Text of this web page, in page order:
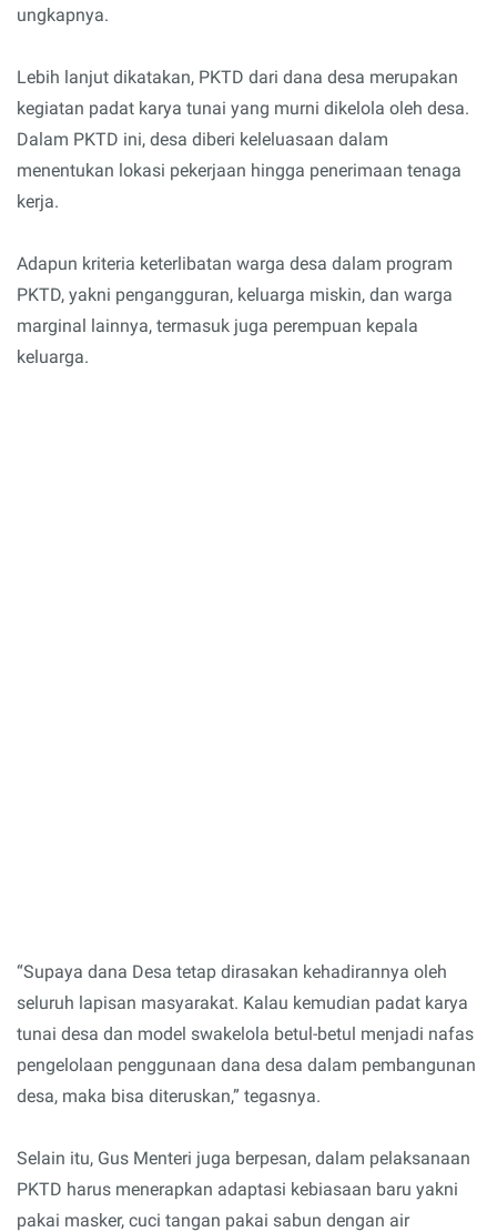
ungkapnya.
Lebih lanjut dikatakan, PKTD dari dana desa merupakan
kegiatan padat karya tunai yang murni dikelola oleh desa.
Dalam PKTD ini, desa diberi keleluasaan dalam
menentukan lokasi pekerjaan hingga penerimaan tenaga
kerja.
Adapun kriteria keterlibatan warga desa dalam program
PKTD, yakni pengangguran, keluarga miskin, dan warga
marginal lainnya, termasuk juga perempuan kepala
keluarga.
“Supaya dana Desa tetap dirasakan kehadirannya oleh
seluruh lapisan masyarakat. Kalau kemudian padat karya
tunai desa dan model swakelola betul-betul menjadi nafas
pengelolaan penggunaan dana desa dalam pembangunan
desa, maka bisa diteruskan,” tegasnya.
Selain itu, Gus Menteri juga berpesan, dalam pelaksanaan
PKTD harus menerapkan adaptasi kebiasaan baru yakni
pakai masker, cuci tangan pakai sabun dengan air